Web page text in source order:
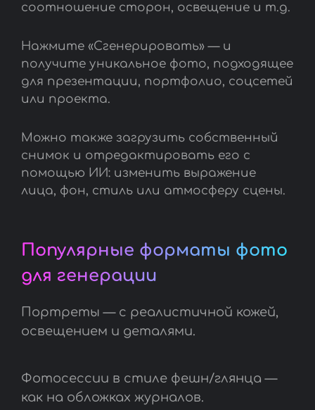
соотношение сторон, освещение и т.д.
Нажмите «Сгенерировать» — и
получите уникальное фото, подходящее
для презентации, портфолио, соцсетей
или проекта.
Можно также загрузить собственный
снимок и отредактировать его с
помощью ИИ: изменить выражение
лица, фон, стиль или атмосферу сцены.
Популярные форматы фото
для генерации
Портреты — с реалистичной кожей,
освещением и деталями.
Фотосессии в стиле фешн/глянца —
как на обложках журналов.